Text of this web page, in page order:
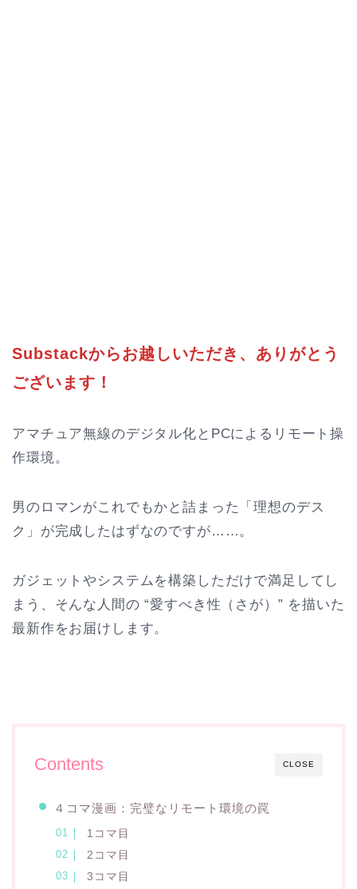
Substackからお越しいただき、ありがとう
ございます！
アマチュア無線のデジタル化とPCによるリモート操
作環境。
男のロマンがこれでもかと詰まった「理想のデス
ク」が完成したはずなのですが……。
ガジェットやシステムを構築しただけで満足してし
まう、そんな人間の “愛すべき性（さが）” を描いた
最新作をお届けします。
CLOSE
Contents
４コマ漫画：完璧なリモート環境の罠
1コマ目
2コマ目
3コマ目